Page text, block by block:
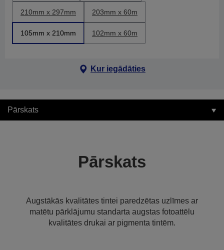
210mm x 297mm 203mm x 60m
105mm x 210mm 102mm x 60m
Kur iegādāties
Pārskats
Pārskats
Augstākās kvalitātes tintei paredzētas uzlīmes ar
matētu pārklājumu standarta augstas fotoattēlu
kvalitātes drukai ar pigmenta tintēm.